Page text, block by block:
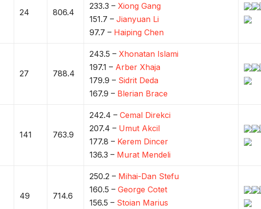
24 806.4
233.3 – Xiong Gang
151.7 –Jianyuan Li
97.7 – Haiping Chen
27 788.4
243.5 – Xhonatan Islami
197.1 – Arber Xhaja
179.9 – Sidrit Deda
167.9 – Blerian Brace
141 763.9
242.4 –Cemal Direkci
207.4 – Umut Akcil
177.8 – Kerem Dincer
136.3 – Murat Mendeli
49 714.6
250.2 – Mihai-Dan Stefu
160.5 –George Cotet
156.5 – Stoian Marius